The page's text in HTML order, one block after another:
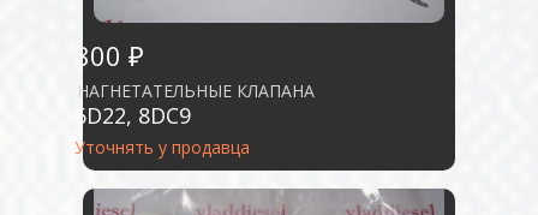
800 ₽
НАГНЕТАТЕЛЬНЫЕ КЛАПАНА
6D22, 8DC9
Уточнять у продавца